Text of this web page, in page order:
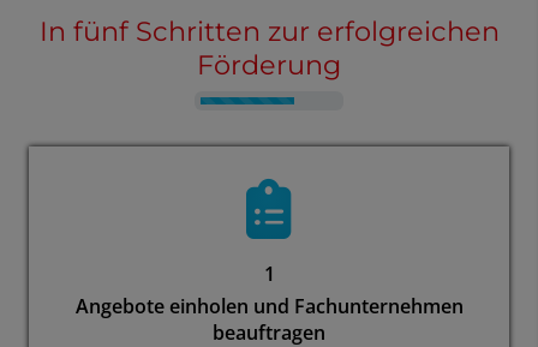
In fünf Schritten zur erfolgreichen
Förderung
1
Angebote einholen und Fachunternehmen
beauftragen